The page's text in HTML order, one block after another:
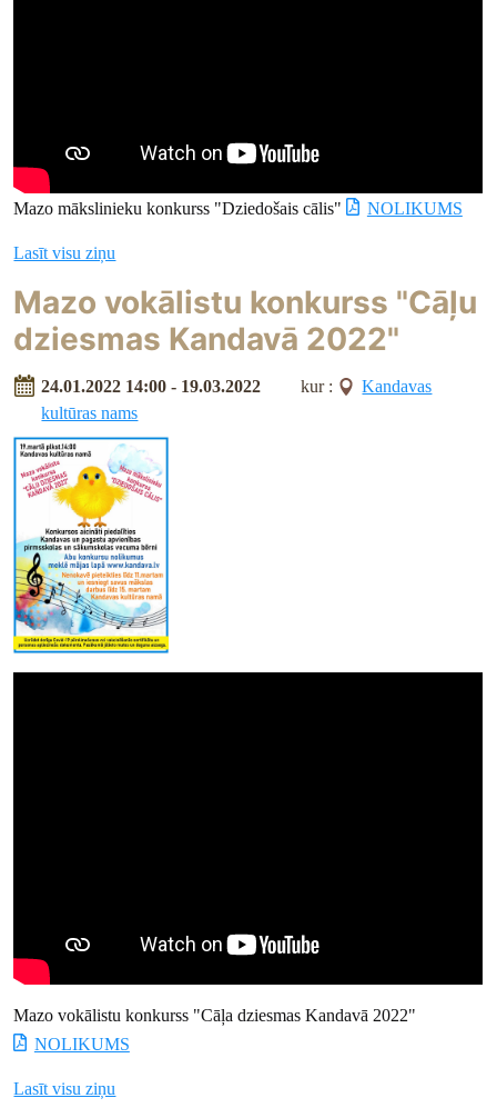
Mazo mākslinieku konkurss "Dziedošais cālis" NOLIKUMS
Lasīt visu ziņu
Mazo vokālistu konkurss "Cāļu
dziesmas Kandavā 2022"
24.01.2022 14:00 - 19.03.2022 kur :
Kandavas
kultūras nams
Mazo vokālistu konkurss "Cāļa dziesmas Kandavā 2022"
NOLIKUMS
Lasīt visu ziņu